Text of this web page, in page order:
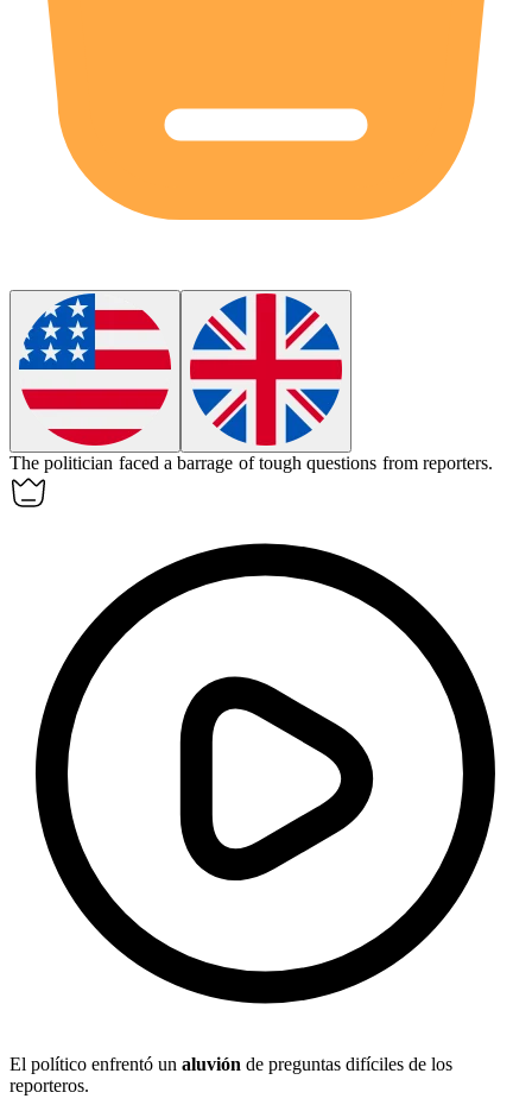
The politician faced abarrage of tough questions from reporters.
El político enfrentó un aluvión de preguntas difíciles de los
reporteros.